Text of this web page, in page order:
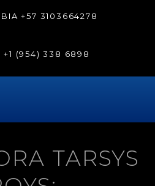
+57 3103664278
+1 (954) 338 6898
TARSYS